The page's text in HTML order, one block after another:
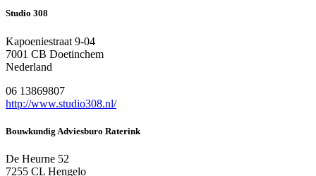
Studio 308
Kapoeniestraat 9-04
7001 CB Doetinchem
Nederland
06 13869807
http://www.studio308.nl/
Bouwkundig Adviesburo Raterink
De Heurne 52
7255 CL Hengelo